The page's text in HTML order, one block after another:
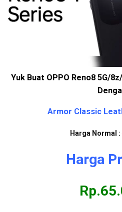
Yuk Buat OPPO Reno8 5G/
Armor Classic
Harga Normal :
Harga